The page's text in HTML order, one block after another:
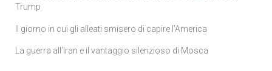
Trump
Il giorno in cui gli alleati smisero di capire l’America
La guerra all’Iran e il vantaggio silenzioso di Mosca